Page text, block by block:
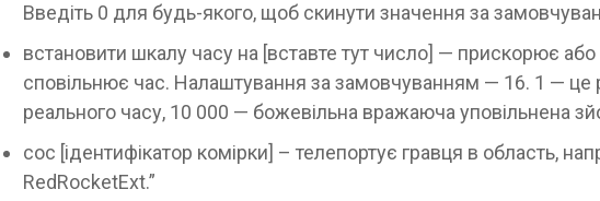
Введіть 0 для будь-якого, щоб скинути значення за
встановити шкалу часу на [вставте тут число] — прискорює або
сповільнює час. Налаштування за замовчуванням — 16. 1 —
реального часу, 10 000 — божевільна вражаюча уповільнена
coc [ідентифікатор комірки] – телепортує гравця в область,
RedRocketExt.”